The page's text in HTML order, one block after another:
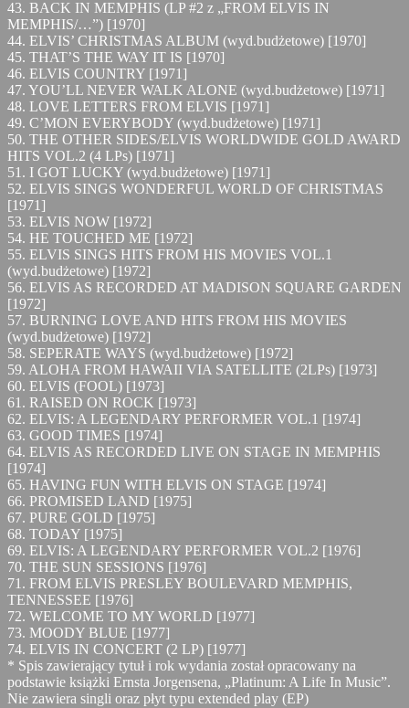
43. BACK IN MEMPHIS (LP #2 z „FROM ELVIS IN
MEMPHIS/…”) [1970]
44. ELVIS’ CHRISTMAS ALBUM (wyd.budżetowe) [1970]
45. THAT’S THE WAY IT IS [1970]
46. ELVIS COUNTRY [1971]
47. YOU’LL NEVER WALK ALONE (wyd.budżetowe) [1971]
48. LOVE LETTERS FROM ELVIS [1971]
49. C’MON EVERYBODY (wyd.budżetowe) [1971]
50. THE OTHER SIDES/ELVIS WORLDWIDE GOLD AWARD
HITS VOL.2 (4 LPs) [1971]
51. I GOT LUCKY (wyd.budżetowe) [1971]
52. ELVIS SINGS WONDERFUL WORLD OF CHRISTMAS
[1971]
53. ELVIS NOW [1972]
54. HE TOUCHED ME [1972]
55. ELVIS SINGS HITS FROM HIS MOVIES VOL.1
(wyd.budżetowe) [1972]
56. ELVIS AS RECORDED AT MADISON SQUARE GARDEN
[1972]
57. BURNING LOVE AND HITS FROM HIS MOVIES
(wyd.budżetowe) [1972]
58. SEPERATE WAYS (wyd.budżetowe) [1972]
59. ALOHA FROM HAWAII VIA SATELLITE (2LPs) [1973]
60. ELVIS (FOOL) [1973]
61. RAISED ON ROCK [1973]
62. ELVIS: A LEGENDARY PERFORMER VOL.1 [1974]
63. GOOD TIMES [1974]
64. ELVIS AS RECORDED LIVE ON STAGE IN MEMPHIS
[1974]
65. HAVING FUN WITH ELVIS ON STAGE [1974]
66. PROMISED LAND [1975]
67. PURE GOLD [1975]
68. TODAY [1975]
69. ELVIS: A LEGENDARY PERFORMER VOL.2 [1976]
70. THE SUN SESSIONS [1976]
71. FROM ELVIS PRESLEY BOULEVARD MEMPHIS,
TENNESSEE [1976]
72. WELCOME TO MY WORLD [1977]
73. MOODY BLUE [1977]
74. ELVIS IN CONCERT (2 LP) [1977]
* Spis zawierający tytuł i rok wydania został opracowany na
podstawie książki Ernsta Jorgensena, „Platinum: A Life In Music”.
Nie zawiera singli oraz płyt typu extended play (EP)